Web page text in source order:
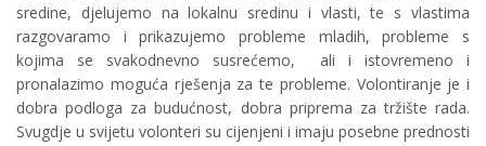
sredine, djelujemo na lokalnu sredinu i vlasti, te s vlastima
razgovaramo i prikazujemo probleme mladih, probleme s
kojima se svakodnevno susrećemo, ali i istovremeno i
pronalazimo moguća rješenja za te probleme. Volontiranje je i
dobra podloga za budućnost, dobra priprema za tržište rada.
Svugdje u svijetu volonteri su cijenjeni i imaju posebne prednosti